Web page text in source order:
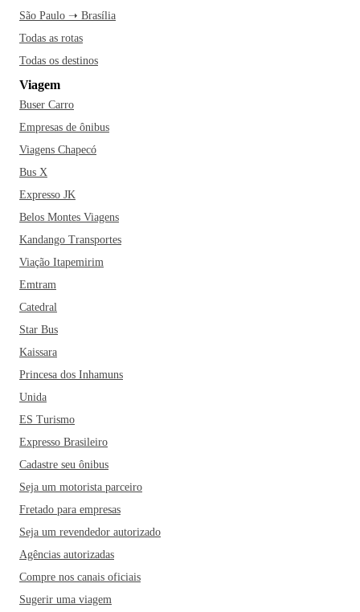
São Paulo ➝ Brasília
Todas as rotas
Todas os destinos
Viagem
Buser Carro
Empresas de ônibus
Viagens Chapecó
Bus X
Expresso JK
Belos Montes Viagens
Kandango Transportes
Viação Itapemirim
Emtram
Catedral
Star Bus
Kaissara
Princesa dos Inhamuns
Unida
ES Turismo
Expresso Brasileiro
Cadastre seu ônibus
Seja um motorista parceiro
Fretado para empresas
Seja um revendedor autorizado
Agências autorizadas
Compre nos canais oficiais
Sugerir uma viagem